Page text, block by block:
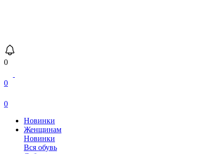
0
0
0
Новинки
Женщинам
Новинки
Вся обувь